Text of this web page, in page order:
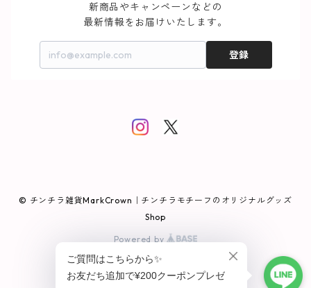
新商品やキャンペーンなどの
最新情報をお届けいたします。
登録
© チンチラ雑貨MarkCrown｜チンチラモチーフのオリジナルグッズ
Shop
Powered by